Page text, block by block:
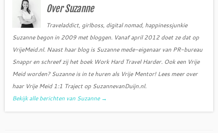
r
Over Suzanne
Traveladdict, girlboss, digital nomad, happinessjunkie
Suzanne begon in 2009 met bloggen. Vanaf april 2012 doet ze dat op
VrijeMeid.nl. Naast haar blog is Suzanne mede-eigenaar van PR-bureau
Snappr en schreef zij het boek Work Hard Travel Harder. Ook een Vrije
Meid worden? Suzanne is in te huren als Vrije Mentor! Lees meer over
haar Vrije Meid 1:1 Traject op SuzannevanDuijn.nl.
Bekijk alle berichten van Suzanne →